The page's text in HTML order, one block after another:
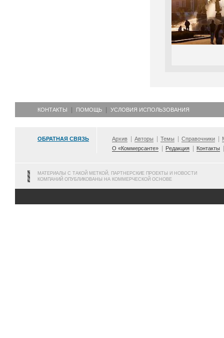
КОНТАКТЫ ПОМОЩЬ УСЛОВИЯ ИСПОЛЬЗОВАНИЯ
ОБРАТНАЯ СВЯЗЬ Архив Авторы Темы Справочники
О «Коммерсанте»
Редакция Контакты
МАТЕРИАЛЫ С ТАКОЙ МЕТКОЙ, ПАРТНЕРСКИЕ ПРОЕКТЫ И НОВОСТИ
КОМПАНИЙ ОПУБЛИКОВАНЫ НА КОММЕРЧЕСКОЙ ОСНОВЕ